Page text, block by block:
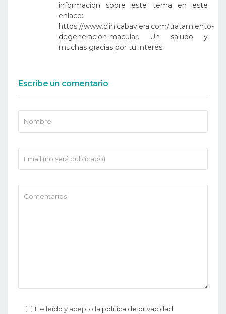
información sobre este tema en este
enlace:
https://www.clinicabaviera.com/tratamiento-
degeneracion-macular. Un saludo y
muchas gracias por tu interés.
Escribe un comentario
He leído y acepto la política de privacidad